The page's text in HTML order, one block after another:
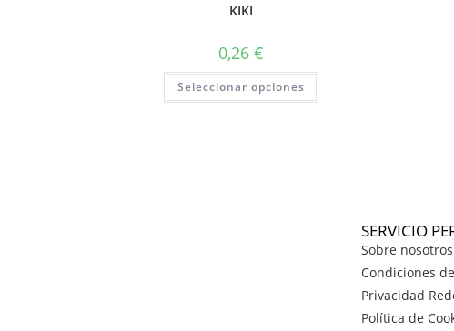
KIKI
0,26€
Seleccionar opciones
SERVICIO
Sobre nosotros
Condiciones
Privacidad
Política de